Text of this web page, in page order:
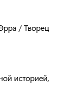
/ Творец
историей,